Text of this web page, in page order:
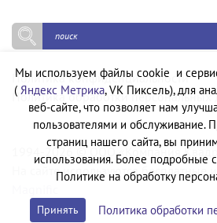
Политика конфиденциальности
Политика обработки
1994-2026 © ООО «Компания
На сайте используются бесплатные
Мы используем файлы cookie и
( Яндекс Метрика, VK Пиксель), для
веб-сайте, что позволяет нам
пользователями и обслуживание.
страниц нашего сайта, вы
использования. Более подробные
Политике на обработку
Принять Политика обработки